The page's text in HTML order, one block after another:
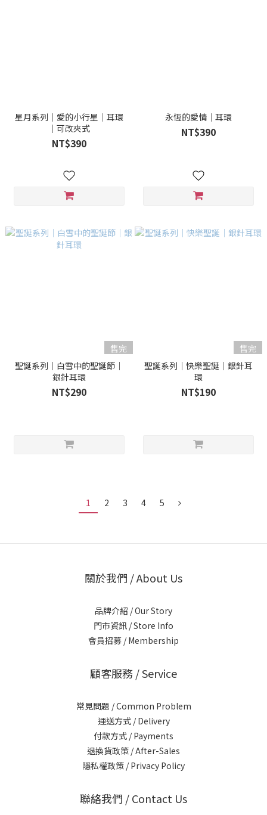
星月系列｜愛的小行星｜耳環
｜可改夾式
NT$390
永恆的愛情｜耳環
NT$390
售完
聖誕系列｜白雪中的聖誕節｜
銀針耳環
NT$290
售完
聖誕系列｜快樂聖誕｜銀針耳
環
NT$190
1 2 3 4 5
關於我們 / About Us
品牌介紹 / Our Story
門市資訊 / Store Info
會員招募 / Membership
顧客服務 / Service
常見問題 / Common Problem
運送方式 / Delivery
付款方式 / Payments
退換貨政策 / After-Sales
隱私權政策 / Privacy Policy
聯絡我們 / Contact Us